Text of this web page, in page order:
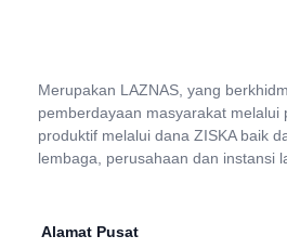
Merupakan LAZNAS, yang
pemberdayaan masyarakat melalui
produktif melalui dana ZISKA baik
lembaga, perusahaan dan instansi
Alamat Pusat